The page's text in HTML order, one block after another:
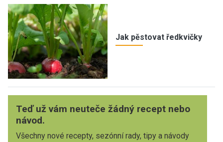
Jak pěstovat ředkvičky
Teď už vám neuteče žádný recept nebo
návod.
Všechny nové recepty, sezónní rady, tipy a návody